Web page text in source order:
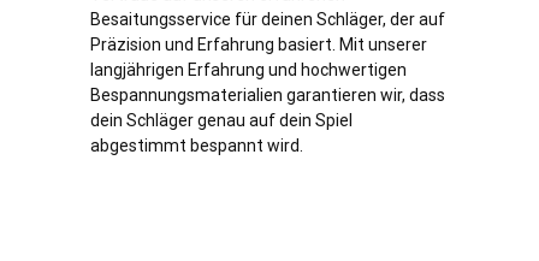
Besaitungsservice für deinen Schläger, der auf
Präzision und Erfahrung basiert. Mit unserer
langjährigen Erfahrung und hochwertigen
Bespannungsmaterialien garantieren wir, dass
dein Schläger genau auf dein Spiel
abgestimmt bespannt wird.